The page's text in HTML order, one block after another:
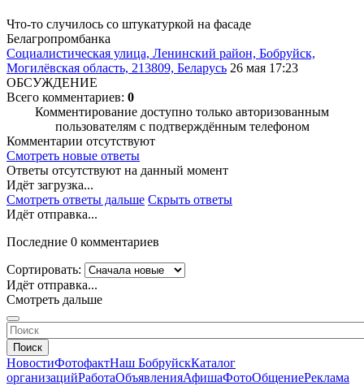
Что-то случилось со штукатуркой на фасаде
Белагропромбанка
Социалистическая улица, Ленинский район, Бобруйск,
Могилёвская область, 213809, Беларусь 26 мая 17:23
ОБСУЖДЕНИЕ
Всего комментариев: 0
Комментирование доступно только авторизованным
пользователям с подтверждённым телефоном
Комментарии отсутствуют
Смотреть новые ответы
Ответы отсутствуют на данный момент
Идёт загрузка...
Смотреть ответы дальше Скрыть ответы
Идёт отправка...
Последние 0 комментариев
Сортировать:
Идёт отправка...
Смотреть дальше
Поиск
НовостиФотофактНаш БобруйскКаталог
организацийРаботаОбъявленияАфишаФотоОбщениеРеклама